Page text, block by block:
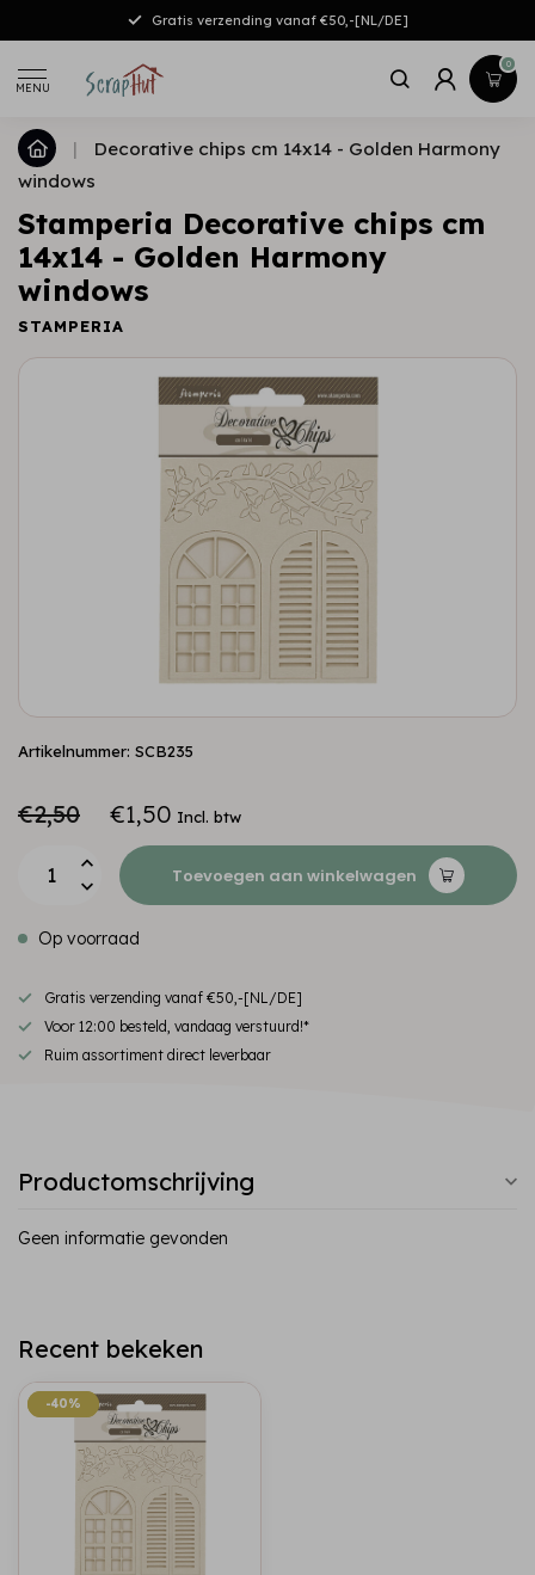
Gratis verzending vanaf €50,-[NL/DE]
MENU
0
|
Decorative chips cm 14x14 - Golden Harmony
windows
Stamperia Decorative chips cm
14x14 - Golden Harmony
windows
STAMPERIA
Artikelnummer: SCB235
€2,50 €1,50 Incl. btw
Toevoegen aan winkelwagen
Op voorraad
Gratis verzending vanaf €50,-[NL/DE]
Voor 12:00 besteld, vandaag verstuurd!*
Ruim assortiment direct leverbaar
Productomschrijving
Geen informatie gevonden
Recent bekeken
-40%
-40%